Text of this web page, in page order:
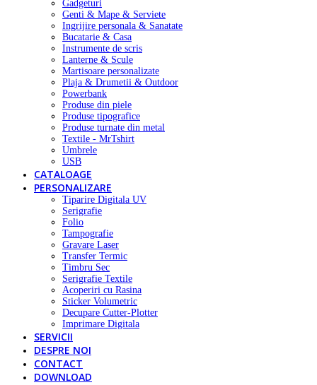
Gadgeturi
Genti & Mape & Serviete
Ingrijire personala & Sanatate
Bucatarie & Casa
Instrumente de scris
Lanterne & Scule
Martisoare personalizate
Plaja & Drumetii & Outdoor
Powerbank
Produse din piele
Produse tipografice
Produse turnate din metal
Textile - MrTshirt
Umbrele
USB
CATALOAGE
PERSONALIZARE
Tiparire Digitala UV
Serigrafie
Folio
Tampografie
Gravare Laser
Transfer Termic
Timbru Sec
Serigrafie Textile
Acoperiri cu Rasina
Sticker Volumetric
Decupare Cutter-Plotter
Imprimare Digitala
SERVICII
DESPRE NOI
CONTACT
DOWNLOAD